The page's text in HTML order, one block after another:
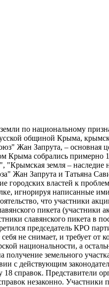
по национальному
общиной Крыма,
Жан Запрута, – основная
Крыма собрались примерно
"Крымская земля –
Жан Запрута и Татьяна
властей к
игнорируя написанные
что участники
пикета (участники
славянского пикета в
председатель КРО
не снимает, и требует от
национальности, а
земельного
с действующим
18 справок. Представители
незаконно.